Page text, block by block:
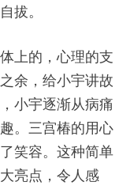
拔。
上的，心理的支
余，给小宇讲故
小宇逐渐从病痛
。三宫椿的用心
笑容。这种简单
亮点，令人感